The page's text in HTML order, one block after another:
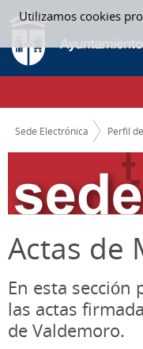
Utilizamos cookies
Saltar al contenido
ACTAS MESAS
CAMINO DE MIGAS
Sede Electrónica Perfil
Actas de
En esta sección
las actas
de Valdemoro.